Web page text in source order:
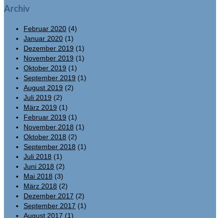
Archiv
Februar 2020 (4)
Januar 2020 (1)
Dezember 2019 (1)
November 2019 (1)
Oktober 2019 (1)
September 2019 (1)
August 2019 (2)
Juli 2019 (2)
März 2019 (1)
Februar 2019 (1)
November 2018 (1)
Oktober 2018 (2)
September 2018 (1)
Juli 2018 (1)
Juni 2018 (2)
Mai 2018 (3)
März 2018 (2)
Dezember 2017 (2)
September 2017 (1)
August 2017 (1)